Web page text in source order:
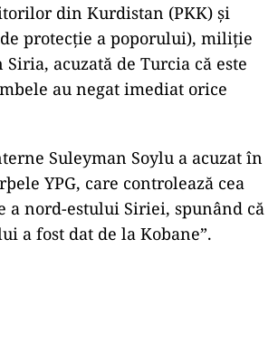
din Kurdistan (PKK) și
protecţie a poporului), miliţie
acuzată de Turcia că este
au negat imediat orice
Suleyman Soylu a acuzat în
YPG, care controlează cea
a nord-estului Siriei, spunând că
a fost dat de la Kobane”.